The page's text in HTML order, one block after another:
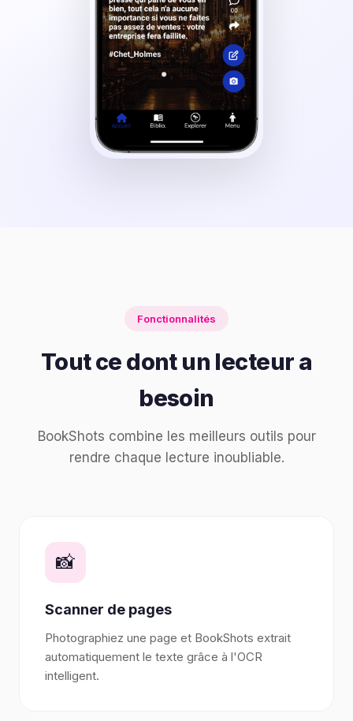
Fonctionnalités
Tout ce dont un lecteur a
besoin
BookShots combine les meilleurs outils pour
rendre chaque lecture inoubliable.
📸
Scanner de pages
Photographiez une page et BookShots extrait
automatiquement le texte grâce à l'OCR
intelligent.